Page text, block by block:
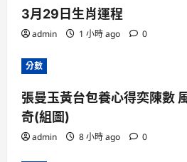
3月29日生肖運程
admin 1 小時 ago 0
分數
張曼玉黃台包養心得奕陳數
奇(組圖)
admin 8 小時 ago 0